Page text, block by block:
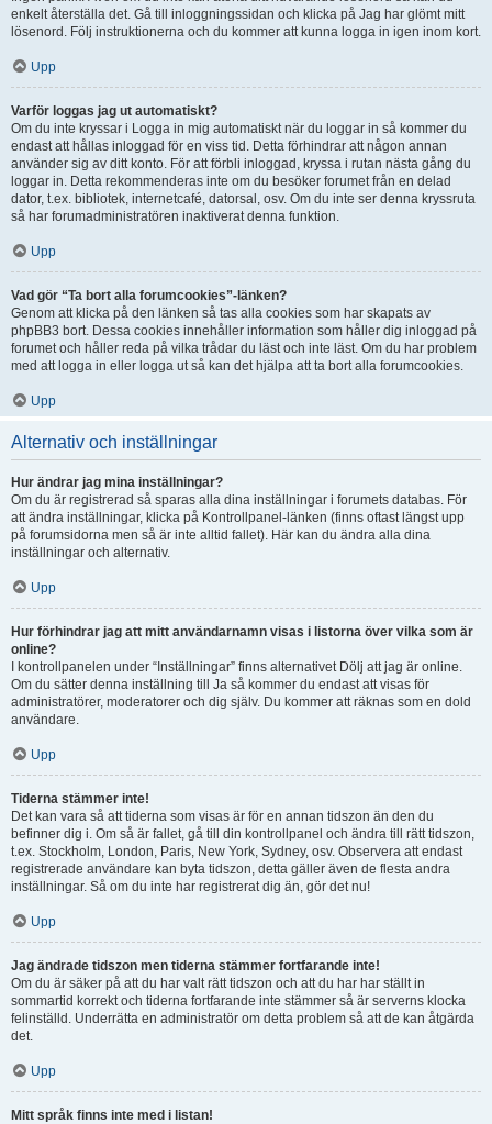
enkelt återställa det. Gå till inloggningssidan och klicka på Jag har glömt mitt
lösenord. Följ instruktionerna och du kommer att kunna logga in igen inom kort.
Upp
Varför loggas jag ut automatiskt?
Om du inte kryssar i Logga in mig automatiskt när du loggar in så kommer du
endast att hållas inloggad för en viss tid. Detta förhindrar att någon annan
använder sig av ditt konto. För att förbli inloggad, kryssa i rutan nästa gång du
loggar in. Detta rekommenderas inte om du besöker forumet från en delad
dator, t.ex. bibliotek, internetcafé, datorsal, osv. Om du inte ser denna kryssruta
så har forumadministratören inaktiverat denna funktion.
Upp
Vad gör “Ta bort alla forumcookies”-länken?
Genom att klicka på den länken så tas alla cookies som har skapats av
phpBB3 bort. Dessa cookies innehåller information som håller dig inloggad på
forumet och håller reda på vilka trådar du läst och inte läst. Om du har problem
med att logga in eller logga ut så kan det hjälpa att ta bort alla forumcookies.
Upp
Alternativ och inställningar
Hur ändrar jag mina inställningar?
Om du är registrerad så sparas alla dina inställningar i forumets databas. För
att ändra inställningar, klicka på Kontrollpanel-länken (finns oftast längst upp
på forumsidorna men så är inte alltid fallet). Här kan du ändra alla dina
inställningar och alternativ.
Upp
Hur förhindrar jag att mitt användarnamn visas i listorna över vilka som är
online?
I kontrollpanelen under “Inställningar” finns alternativet Dölj att jag är online.
Om du sätter denna inställning till Ja så kommer du endast att visas för
administratörer, moderatorer och dig själv. Du kommer att räknas som en dold
användare.
Upp
Tiderna stämmer inte!
Det kan vara så att tiderna som visas är för en annan tidszon än den du
befinner dig i. Om så är fallet, gå till din kontrollpanel och ändra till rätt tidszon,
t.ex. Stockholm, London, Paris, New York, Sydney, osv. Observera att endast
registrerade användare kan byta tidszon, detta gäller även de flesta andra
inställningar. Så om du inte har registrerat dig än, gör det nu!
Upp
Jag ändrade tidszon men tiderna stämmer fortfarande inte!
Om du är säker på att du har valt rätt tidszon och att du har har ställt in
sommartid korrekt och tiderna fortfarande inte stämmer så är serverns klocka
felinställd. Underrätta en administratör om detta problem så att de kan åtgärda
det.
Upp
Mitt språk finns inte med i listan!